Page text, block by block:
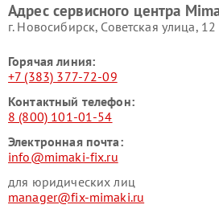
Адрес сервисного центра
г. Новосибирск, Советская улица, 12
Горячая линия:
+7 (383) 377-72-09
Контактный телефон:
8 (800) 101-01-54
Электронная почта:
info@mimaki-fix.ru
для юридических лиц
manager@fix-mimaki.ru